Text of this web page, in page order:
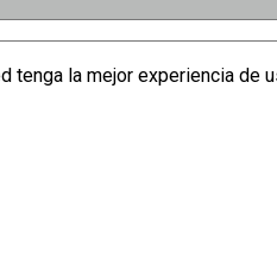
la mejor experiencia de